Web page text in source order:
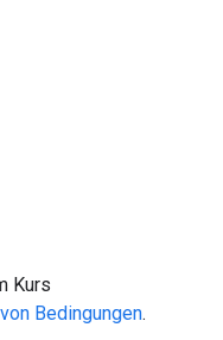
Kurs
Bedingungen.